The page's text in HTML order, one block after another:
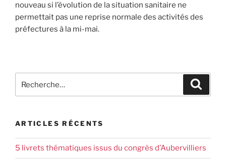
nouveau si l’évolution de la situation sanitaire ne
permettait pas une reprise normale des activités des
préfectures à la mi-mai.
ARTICLES RÉCENTS
5 livrets thématiques issus du congrès d’Aubervilliers